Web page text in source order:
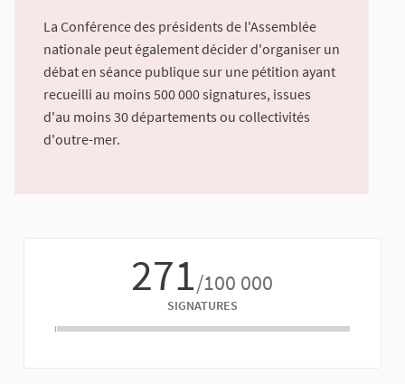
La Conférence des présidents de l'Assemblée
nationale peut également décider d'organiser un
débat en séance publique sur une pétition ayant
recueilli au moins 500 000 signatures, issues
d'au moins 30 départements ou collectivités
d'outre-mer.
271/100 000
SIGNATURES